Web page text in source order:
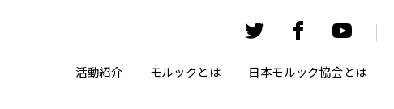
活動紹介 モルックとは 日本モルック協会とは